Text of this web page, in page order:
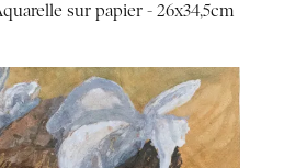
sur papier - 26x34,5cm